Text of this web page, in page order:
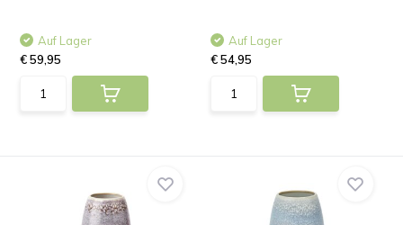
Auf Lager
€ 59,95
Auf Lager
€ 54,95